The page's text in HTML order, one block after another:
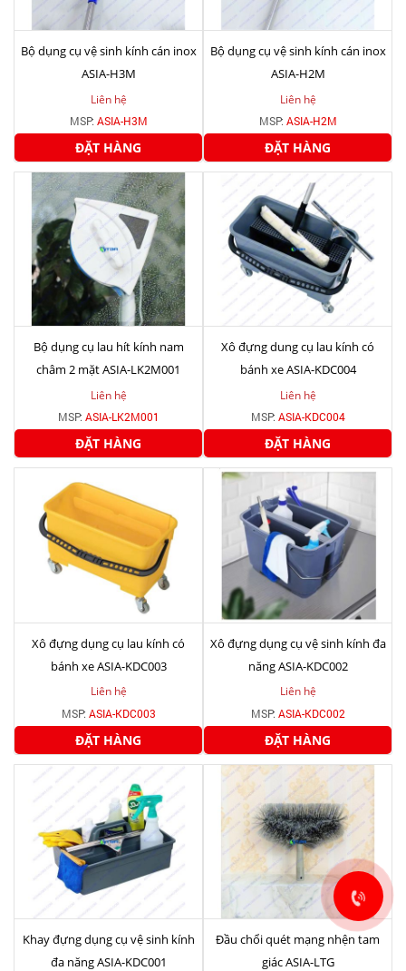
Bộ dụng cụ vệ sinh kính cán inox
ASIA-H3M
Liên hệ
MSP: ASIA-H3M
ĐẶT HÀNG
Bộ dụng cụ vệ sinh kính cán inox
ASIA-H2M
Liên hệ
MSP: ASIA-H2M
ĐẶT HÀNG
Bộ dụng cụ lau hít kính nam
châm 2 mặt ASIA-LK2M001
Liên hệ
MSP: ASIA-LK2M001
ĐẶT HÀNG
Xô đựng dung cụ lau kính có
bánh xe ASIA-KDC004
Liên hệ
MSP: ASIA-KDC004
ĐẶT HÀNG
Xô đựng dụng cụ lau kính có
bánh xe ASIA-KDC003
Liên hệ
MSP: ASIA-KDC003
ĐẶT HÀNG
Xô đựng dụng cụ vệ sinh kính đa
năng ASIA-KDC002
Liên hệ
MSP: ASIA-KDC002
ĐẶT HÀNG
Khay đựng dụng cụ vệ sinh kính
đa năng ASIA-KDC001
Đầu chổi quét mạng nhện tam
giác ASIA-LTG